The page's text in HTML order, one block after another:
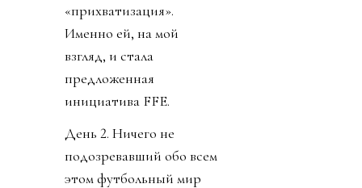
«прихватизация».
Именно ей, на мой
взгляд, и стала
предложенная
инициатива FFE.
День 2. Ничего не
подозревавший обо всем
этом футбольный мир